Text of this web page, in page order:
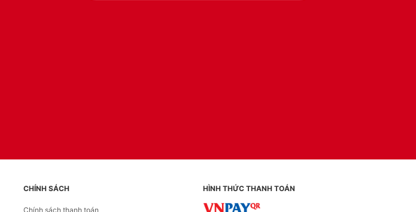
CHÍNH SÁCH
Chính sách thanh toán
HÌNH THỨC THANH TOÁN